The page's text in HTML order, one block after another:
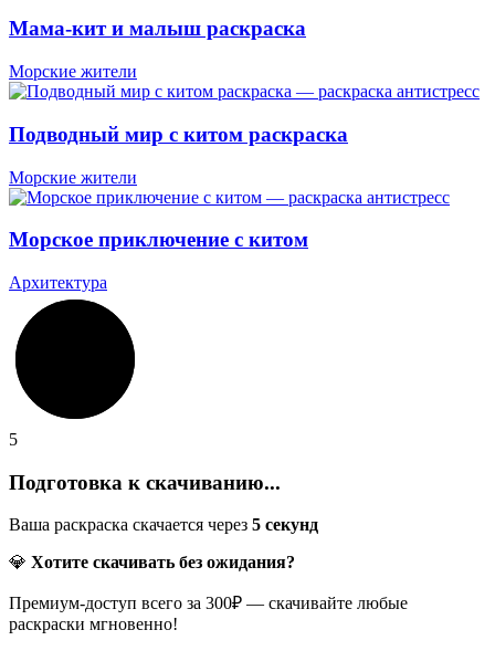
Мама-кит и малыш раскраска
Морские жители
Подводный мир с китом раскраска
Морские жители
Морское приключение с китом
Архитектура
5
Подготовка к скачиванию...
Ваша раскраска скачается через 5 секунд
💎 Хотите скачивать без ожидания?
Премиум-доступ всего за 300₽ — скачивайте любые
раскраски мгновенно!